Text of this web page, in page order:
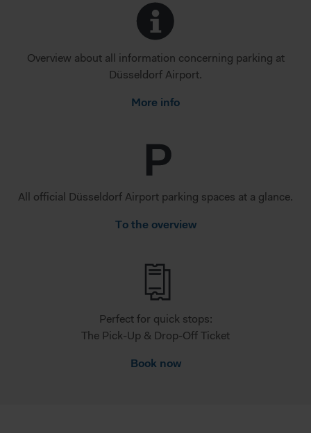
Overview about all information concerning parking at
Düsseldorf Airport.
More info
All official Düsseldorf Airport parking spaces at a glance.
To the overview
Perfect for quick stops:
The Pick-Up & Drop-Off Ticket
Book now